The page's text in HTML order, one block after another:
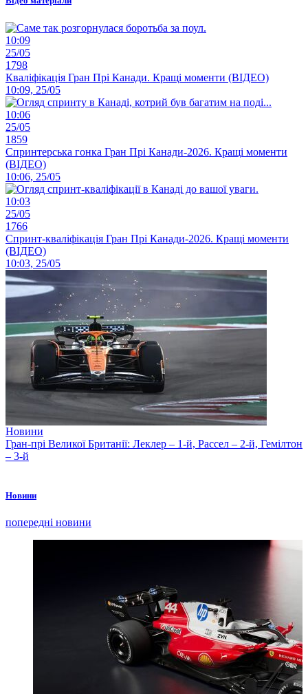
10:09
25/05
1798
Кваліфікація Гран Прі Канади. Кращі моменти (ВІДЕО)
10:09, 25/05
10:06
25/05
1859
Спринтерська гонка Гран Прі Канади-2026. Кращі моменти
(ВІДЕО)
10:06, 25/05
10:03
25/05
1766
Спринт-кваліфікація Гран Прі Канади-2026. Кращі моменти
(ВІДЕО)
10:03, 25/05
Новини
Гран-прі Великої Британії: Леклер – 1-й, Рассел – 2-й, Гемілтон
– 3-й
Новини
попередні новини